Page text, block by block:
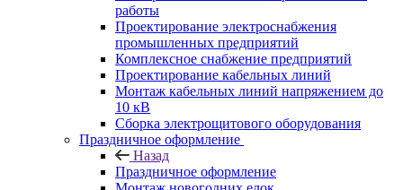
работы
Проектирование электроснабжения
промышленных предприятий
Комплексное снабжение предприятий
Проектирование кабельных линий
Монтаж кабельных линий напряжением до
10 кВ
Сборка электрощитового оборудования
Праздничное оформление
Назад
Праздничное оформление